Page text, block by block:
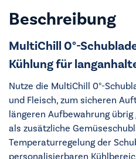
Beschreibung
MultiChill 0°-
Kühlung für
Nutze die MultiChill 0°-
und Fleisch, zum sicheren
längeren Aufbewahrung
als zusätzliche
Temperaturregelung der